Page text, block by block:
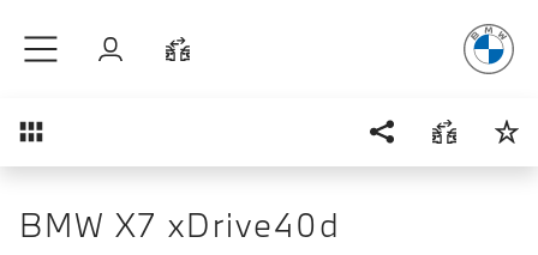
Prihlásenie
Prehľad
BMW X7 xDrive40d